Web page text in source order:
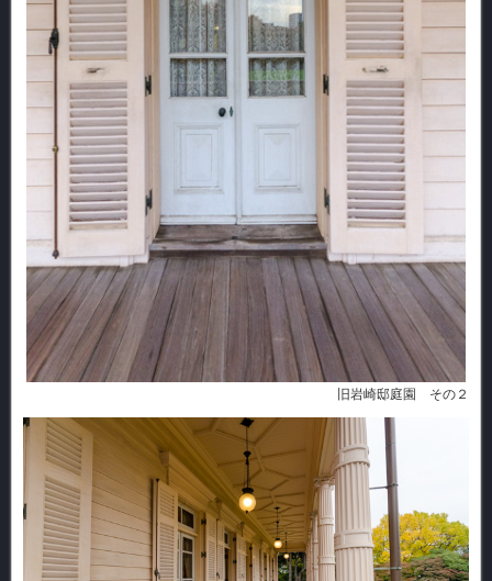
旧岩崎邸庭園 その２